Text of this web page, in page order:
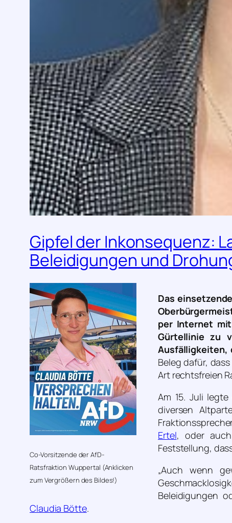
Gipfel der Inkonsequenz:
Beleidigungen und
Co-Vorsitzende der AfD-
Ratsfraktion Wuppertal (Anklicken
zum Vergrößern des Bildes!)
Das
per Internet
Gürtellinie zu
Ausfälligkeiten,
Beleg dafür,
Art rechtsfreien
Am 15. Juli
diversen
Ertel, oder
Feststellung,
„Auch wenn
Beleidigungen
Claudia Bötte.